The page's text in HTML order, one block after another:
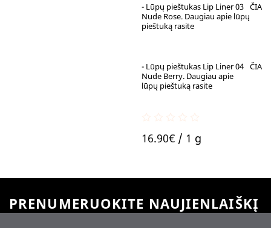
- Lūpų pieštukas Lip Liner 03
Nude Rose. Daugiau apie lūpų
pieštuką rasite
ČIA
- Lūpų pieštukas Lip Liner 04
Nude Berry. Daugiau apie
lūpų pieštuką rasite
ČIA
out
16.90€/ 1 g
PRENUMERUOKITE NAUJIENLAIŠKĮ